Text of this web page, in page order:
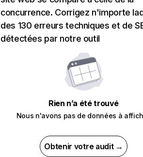
concurrence. Corrigez n'importe
des 130 erreurs techniques et de
détectées par notre outil
Rien n’a été trouvé
Nous n'avons pas de données à
Obtenir votre audit →